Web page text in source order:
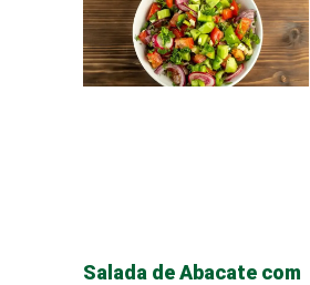
Salada de Abacate com